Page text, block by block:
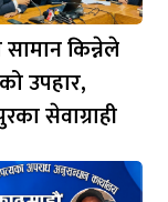
किन्नेले
उपहार,
सेवाग्राही